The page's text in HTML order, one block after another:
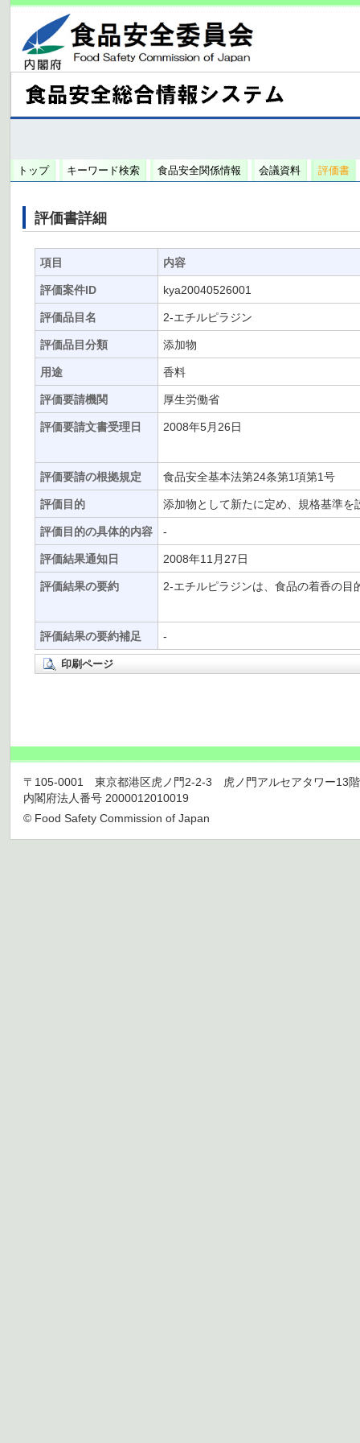
トップ キーワード検索 食品安全関係情報 会議資料 評価書
評価書詳細
項目 内容
評価案件ID kya20040526001
評価品目名 2-エチルピラジン
評価品目分類 添加物
用途 香料
評価要請機関 厚生労働省
評価要請文書受理日 2008年5月26日
評価要請の根拠規定 食品安全基本法第24条第1項第1号
評価目的 添加物として新たに定め、規格基準
評価目的の具体的内容 -
評価結果通知日 2008年11月27日
評価結果の要約 2-エチルピラジンは、食品の着香の目
評価結果の要約補足 -
印刷ページ
〒105-0001 東京都港区虎ノ門2-2-3 虎ノ門アルセアタワー13
内閣府法人番号 2000012010019
© Food Safety Commission of Japan